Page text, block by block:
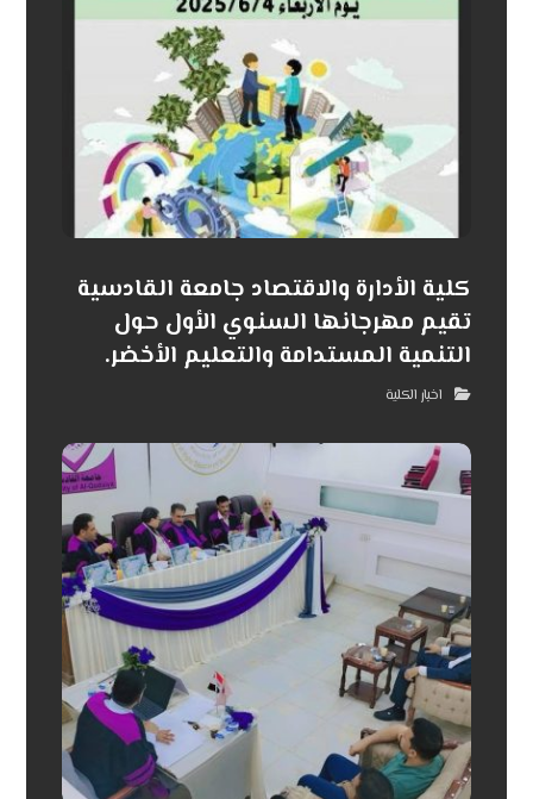
كلية الأدارة والاقتصاد جامعة القادسية
تقيم مهرجانها السنوي الأول حول
التنمية المستدامة والتعليم الأخضر.
اخبار الكلية